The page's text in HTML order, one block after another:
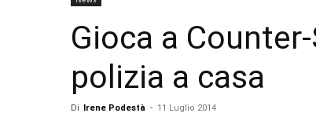
Gioca a
polizia a casa
Di Irene Podestà - 11 Luglio 2014